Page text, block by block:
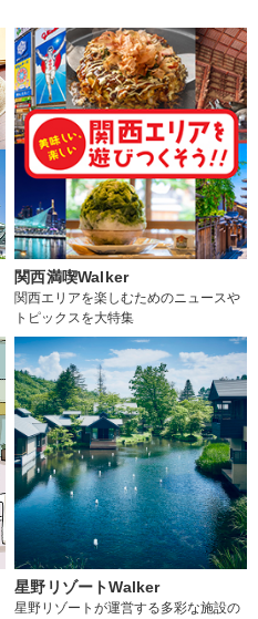
関西満喫Walker
関西エリアを楽しむためのニュースや
トピックスを大特集
星野リゾートWalker
星野リゾートが運営する多彩な施設の